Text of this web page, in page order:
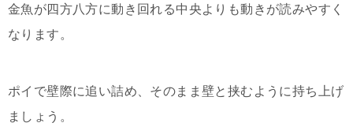
金魚が四方八方に動き回れる中央よりも動きが読みやすく
なります。
ポイで壁際に追い詰め、そのまま壁と挟むように持ち上げ
ましょう。